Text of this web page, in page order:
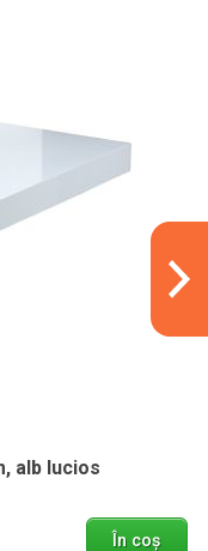
alb lucios
În coș